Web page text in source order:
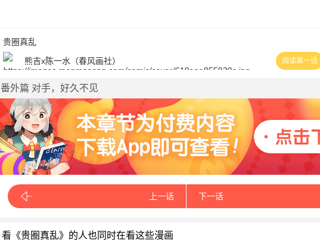
贵圈真乱
熊吉x陈一水（春风画社）
阅读第一话
番外篇 对手，好久不见
上一话 下一话
看《贵圈真乱》的人也同时在看这些漫画